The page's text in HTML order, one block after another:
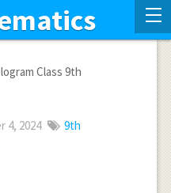
Class 9th
4, 2024
9th